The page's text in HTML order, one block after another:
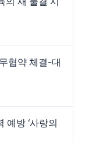
협약 체결-대
예방 ‘사랑의